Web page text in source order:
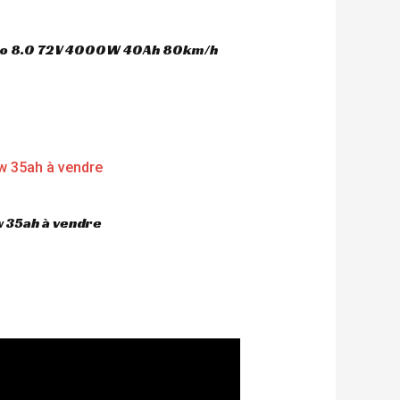
8.0 72V 4000W 40Ah 80km/h
à vendre